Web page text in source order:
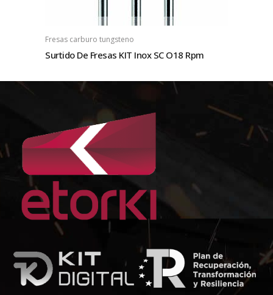
Fresas carburo tungsteno
Surtido De Fresas KIT Inox SC O18 Rpm